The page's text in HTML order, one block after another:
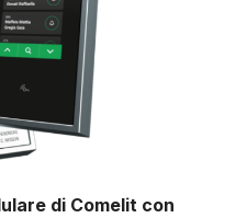
di Comelit con